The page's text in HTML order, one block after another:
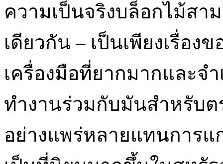
ความเป็นจริงบล็อกไม้สา
เดียวกัน – เป็นเพียงเรื่อง
เครื่องมือที่ยากมากและจ
ทำงานร่วมกับมันสำหรับ
อย่างแพร่หลายแทนการแ